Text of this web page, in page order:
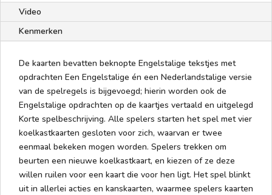
Video
Kenmerken
De kaarten bevatten beknopte Engelstalige tekstjes met
opdrachten Een Engelstalige én een Nederlandstalige versie
van de spelregels is bijgevoegd; hierin worden ook de
Engelstalige opdrachten op de kaartjes vertaald en uitgelegd
Korte spelbeschrijving. Alle spelers starten het spel met vier
koelkastkaarten gesloten voor zich, waarvan er twee
eenmaal bekeken mogen worden. Spelers trekken om
beurten een nieuwe koelkastkaart, en kiezen of ze deze
willen ruilen voor een kaart die voor hen ligt. Het spel blinkt
uit in allerlei acties en kanskaarten, waarmee spelers kaarten